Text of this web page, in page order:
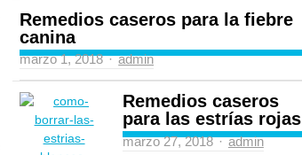
Remedios caseros para la fiebre
canina
marzo 1, 2018 Author
admin
Remedios caseros
para las estrías rojas
marzo 27, 2018 Author
admin